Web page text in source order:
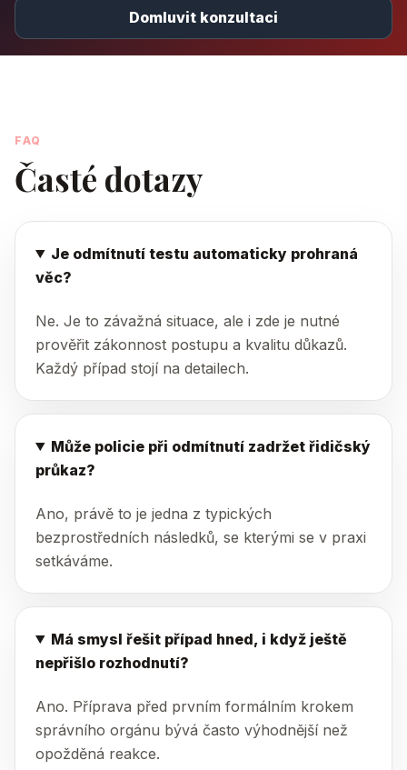
Domluvit konzultaci
FAQ
Časté dotazy
Je odmítnutí testu automaticky prohraná
věc?
Ne. Je to závažná situace, ale i zde je nutné
prověřit zákonnost postupu a kvalitu důkazů.
Každý případ stojí na detailech.
Může policie při odmítnutí zadržet řidičský
průkaz?
Ano, právě to je jedna z typických
bezprostředních následků, se kterými se v praxi
setkáváme.
Má smysl řešit případ hned, i když ještě
nepřišlo rozhodnutí?
Ano. Příprava před prvním formálním krokem
správního orgánu bývá často výhodnější než
opožděná reakce.